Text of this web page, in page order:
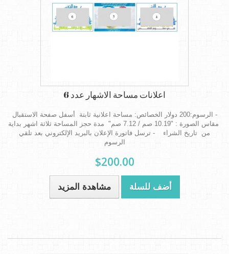
اعلانات مساحة الاشهار عدد 6
- الرسوم:200 دولار الخصائص: مساحة اعلانية ثابتة أسفل صفحة الاستقبال
مقاس الصورة : "10.19 صم / 7.12 صم" مدة حجز المساحة ثلاثة اشهر بداية
من تاريخ الشراء - ترسل فاتورة الإعلان بالبريد الإلكتروني بعد تلقي
الرسوم
$200.00
أضف للسلة مشاهدة المزيد